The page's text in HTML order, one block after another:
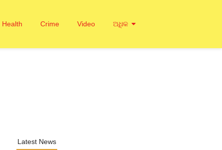
Health Crime Video ଅଧିକ
Latest News